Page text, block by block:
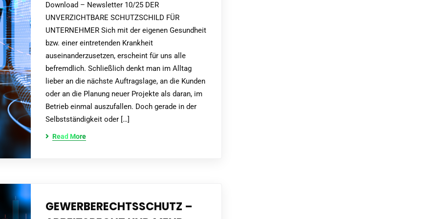
Download – Newsletter 10/25 DER
UNVERZICHTBARE SCHUTZSCHILD FÜR
UNTERNEHMER Sich mit der eigenen Gesundheit
bzw. einer eintretenden Krankheit
auseinanderzusetzen, erscheint für uns alle
befremdlich. Schließlich denkt man im Alltag
lieber an die nächste Auftragslage, an die Kunden
oder an die Planung neuer Projekte als daran, im
Betrieb einmal auszufallen. Doch gerade in der
Selbstständigkeit oder […]
Read More
GEWERBERECHTSSCHUTZ –